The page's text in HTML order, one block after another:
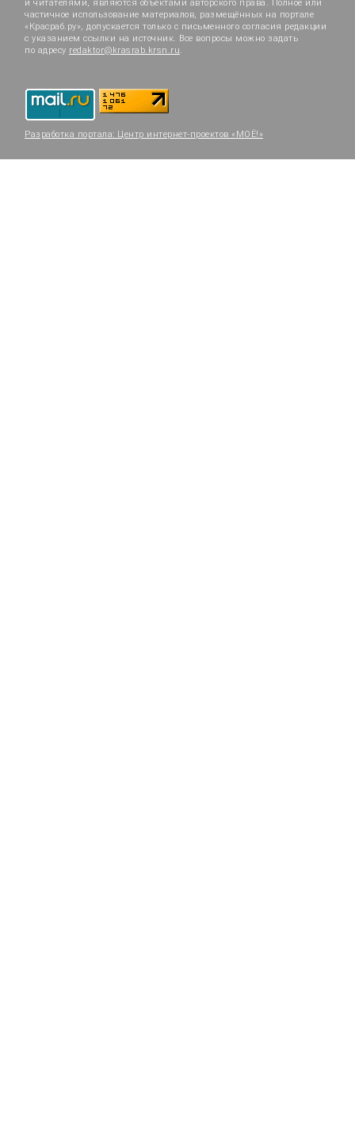
и читателями, являются объектами авторского права. Полное или
частичное использование материалов, размещённых на портале
«Красраб.ру», допускается только с письменного согласия редакции
с указанием ссылки на источник. Все вопросы можно задать
по адресу redaktor@krasrab.krsn.ru.
Разработка портала: Центр интернет-проектов «МОЁ!»